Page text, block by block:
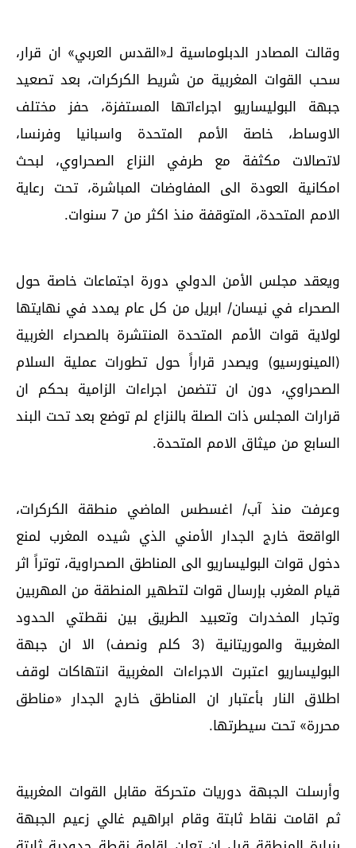
وقالت المصادر الدبلوماسية لـ«القدس العربي» ان قرار،
سحب القوات المغربية من شريط الكركرات، بعد تصعيد
جبهة البوليساريو اجراءاتها المستفزة، حفز مختلف
الاوساط، خاصة الأمم المتحدة واسبانيا وفرنسا،
لاتصالات مكثفة مع طرفي النزاع الصحراوي، لبحث
امكانية العودة الى المفاوضات المباشرة، تحت رعاية
الامم المتحدة، المتوقفة منذ اكثر من 7 سنوات.
ويعقد مجلس الأمن الدولي دورة اجتماعات خاصة حول
الصحراء في نيسان/ ابريل من كل عام يمدد في نهايتها
لولاية قوات الأمم المتحدة المنتشرة بالصحراء الغربية
(المينورسيو) ويصدر قراراً حول تطورات عملية السلام
الصحراوي، دون ان تتضمن اجراءات الزامية بحكم ان
قرارات المجلس ذات الصلة بالنزاع لم توضع بعد تحت البند
السابع من ميثاق الامم المتحدة.
وعرفت منذ آب/ اغسطس الماضي منطقة الكركرات،
الواقعة خارج الجدار الأمني الذي شيده المغرب لمنع
دخول قوات البوليساريو الى المناطق الصحراوية، توتراً اثر
قيام المغرب بإرسال قوات لتطهير المنطقة من المهربين
وتجار المخدرات وتعبيد الطريق بين نقطتي الحدود
المغربية والموريتانية (3 كلم ونصف) الا ان جبهة
البوليساريو اعتبرت الاجراءات المغربية انتهاكات لوقف
اطلاق النار بأعتبار ان المناطق خارج الجدار «مناطق
محررة» تحت سيطرتها.
وأرسلت الجبهة دوريات متحركة مقابل القوات المغربية
ثم اقامت نقاط ثابتة وقام ابراهيم غالي زعيم الجبهة